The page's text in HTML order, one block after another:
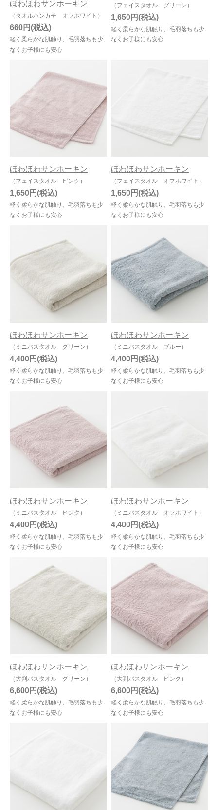
ほわほわサンホーキン
（タオルハンカチ オフホワイト）
軽く柔らかな肌触り、毛羽落ちも少
なくお子様にも安心
660円
（フェイスタオル グリーン）
軽く柔らかな肌触り、毛羽落ちも少
なくお子様にも安心
1,650円
ほわほわサンホーキン
（フェイスタオル ピンク）
軽く柔らかな肌触り、毛羽落ちも少
なくお子様にも安心
1,650円
ほわほわサンホーキン
（フェイスタオル オフホワイト）
軽く柔らかな肌触り、毛羽落ちも少
なくお子様にも安心
1,650円
ほわほわサンホーキン
（ミニバスタオル グリーン）
軽く柔らかな肌触り、毛羽落ちも少
なくお子様にも安心
4,400円
ほわほわサンホーキン
（ミニバスタオル ブルー）
軽く柔らかな肌触り、毛羽落ちも少
なくお子様にも安心
4,400円
ほわほわサンホーキン
（ミニバスタオル ピンク）
軽く柔らかな肌触り、毛羽落ちも少
なくお子様にも安心
4,400円
ほわほわサンホーキン
（ミニバスタオル オフホワイト）
軽く柔らかな肌触り、毛羽落ちも少
なくお子様にも安心
4,400円
ほわほわサンホーキン
（大判バスタオル グリーン）
軽く柔らかな肌触り、毛羽落ちも少
なくお子様にも安心
6,600円
ほわほわサンホーキン
（大判バスタオル ピンク）
軽く柔らかな肌触り、毛羽落ちも少
なくお子様にも安心
6,600円